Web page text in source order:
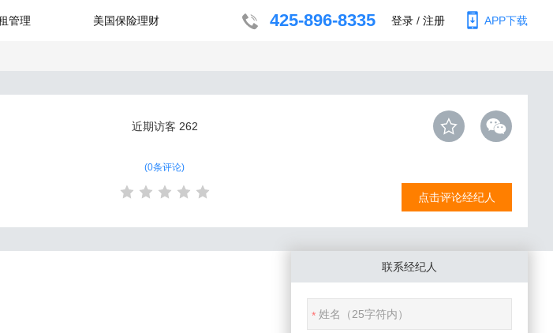
管理 美国保险理财 425-896-8335 登录 / 注册 APP下载
近期访客 262
(0条评论)
点击评论经纪人
联系经纪人